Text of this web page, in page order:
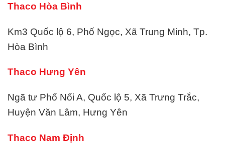
Thaco Hòa Bình
Km3 Quốc lộ 6, Phố Ngọc, Xã Trung Minh, Tp.
Hòa Bình
Thaco Hưng Yên
Ngã tư Phố Nối A, Quốc lộ 5, Xã Trưng Trắc,
Huyện Văn Lâm, Hưng Yên
Thaco Nam Định